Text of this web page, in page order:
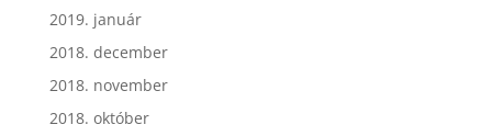
2019. január
2018. december
2018. november
2018. október